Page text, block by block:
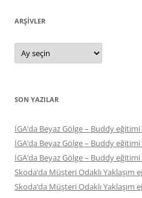
ARŞIVLER
Arşivler
SON YAZILAR
İGA’da Beyaz Gölge – Buddy
İGA’da Beyaz Gölge – Buddy
İGA’da Beyaz Gölge – Buddy
Skoda’da Müşteri Odaklı Yaklaşım
Skoda’da Müşteri Odaklı Yaklaşım